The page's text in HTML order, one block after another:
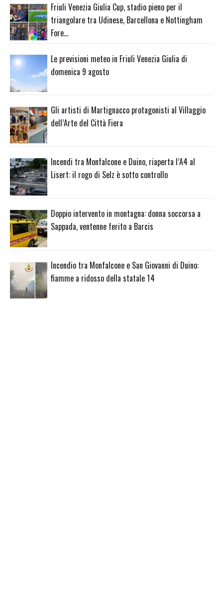
Friuli Venezia Giulia Cup, stadio pieno per il
triangolare tra Udinese, Barcellona e Nottingham
Fore…
Le previsioni meteo in Friuli Venezia Giulia di
domenica 9 agosto
Gli artisti di Martignacco protagonisti al Villaggio
dell’Arte del Città Fiera
Incendi tra Monfalcone e Duino, riaperta l’A4 al
Lisert: il rogo di Selz è sotto controllo
Doppio intervento in montagna: donna soccorsa a
Sappada, ventenne ferito a Barcis
Incendio tra Monfalcone e San Giovanni di Duino:
fiamme a ridosso della statale 14